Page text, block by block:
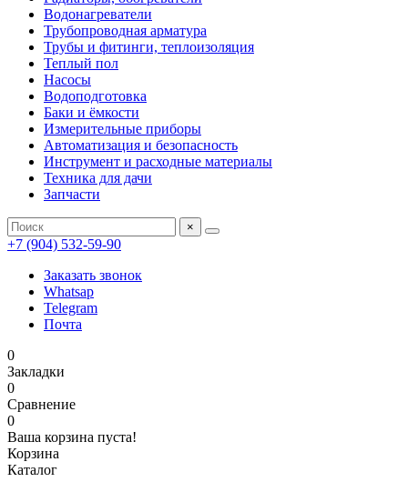
Водонагреватели
Трубопроводная арматура
Трубы и фитинги, теплоизоляция
Теплый пол
Насосы
Водоподготовка
Баки и ёмкости
Измерительные приборы
Автоматизация и безопасность
Инструмент и расходные материалы
Техника для дачи
Запчасти
×
+7 (904) 532-59-90
Заказать звонок
Whatsap
Telegram
Почта
0
Закладки
0
Сравнение
0
Ваша корзина пуста!
Корзина
Каталог